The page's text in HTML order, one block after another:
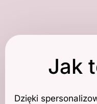
Jak
Dzięki